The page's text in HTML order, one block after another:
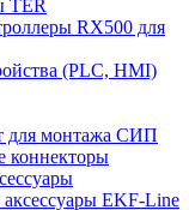
TER
RX500 для
(PLC, HMI)
для монтажа СИП
коннекторы
EKF-Line